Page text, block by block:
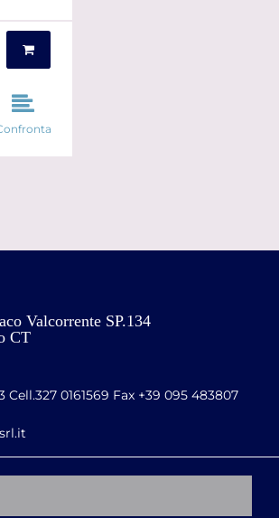
Valcorrente SP.134
CT
Cell.327 0161569 Fax +39 095 483807